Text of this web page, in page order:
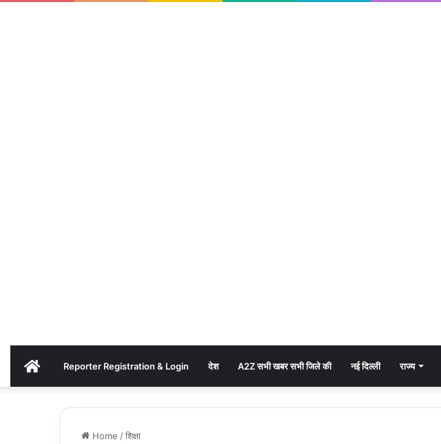
AKHAND
BHARAT
Reporter Registration & Login देश A2Z सभी खबर सभी जिले की नई दिल्ली राज्य
Home /शिक्षा